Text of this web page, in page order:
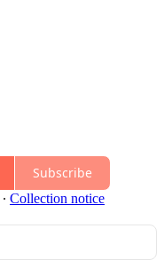
Subscribe
∙ Collection notice